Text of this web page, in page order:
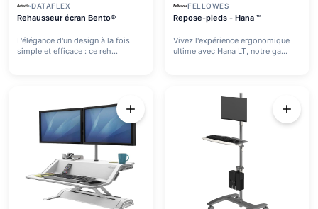
DATAFLEX
Rehausseur écran Bento®
L'élégance d'un design à la fois
simple et efficace : ce reh...
FELLOWES
Repose-pieds - Hana ™
Vivez l'expérience ergonomique
ultime avec Hana LT, notre ga...